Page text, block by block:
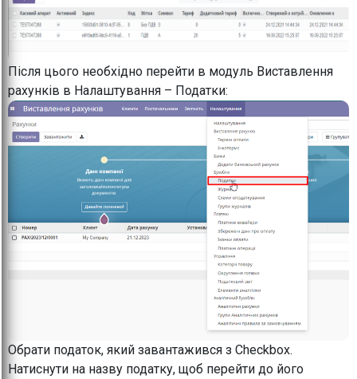
Після цього необхідно перейти в модуль Виставлення
рахунків в Налаштування – Податки:
Обрати податок, який завантажився з Checkbox.
Натиснути на назву податку, щоб перейти до його